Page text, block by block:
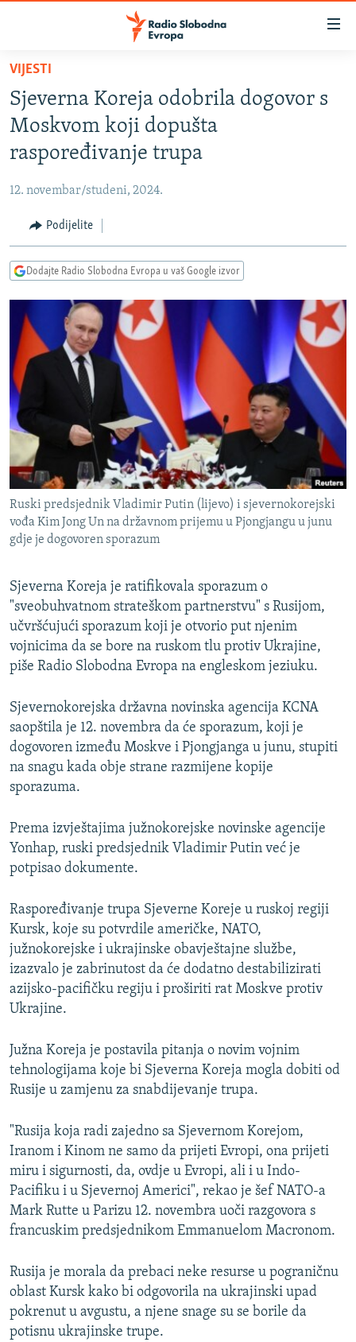
Pređite
glavni
sadržaj
na
glavnu
Pređite
na
pretragu
BOSNA I HERCEGOVINA
CRNA GORA
VIZUELNO
INFOGRAFIKE
RAT U UKRAJINI
KINA NA BALKANU
RSE PRIČE IZ SVIJETA
ISPRIČAJ MI
DNEVNO@RSE
SPECIJALI RSE
VIŠE OD NASLOVA
GENOCID U SREBRENICI
POPLAVE I KLIZIŠTA U BIH 2024.
TV LIBERTY
MOJA EVROPA
TRI DECENIJE OD RATA U BIH
SVE KARTE DEJTONA
PRATITE NAS
Sve RFE/RL stranice
VIJESTI
Sjeverna Koreja odobrila dogovor s
Moskvom koji dopušta
raspoređivanje trupa
12. novembar/studeni, 2024.
Podijelite
Dodajte Radio Slobodna Evropa u vaš Google izvor
Ruski predsjednik Vladimir Putin (lijevo) i sjevernokorejski
vođa Kim Jong Un na državnom prijemu u Pjongjangu u junu
gdje je dogovoren sporazum
Sjeverna Koreja je ratifikovala sporazum o
"sveobuhvatnom strateškom partnerstvu" s Rusijom,
učvršćujući sporazum koji je otvorio put njenim
vojnicima da se bore na ruskom tlu protiv Ukrajine,
piše Radio Slobodna Evropa na engleskom jeziuku.
Sjevernokorejska državna novinska agencija KCNA
saopštila je 12. novembra da će sporazum, koji je
dogovoren između Moskve i Pjongjanga u junu, stupiti
na snagu kada obje strane razmijene kopije
sporazuma.
Prema izvještajima južnokorejske novinske agencije
Yonhap, ruski predsjednik Vladimir Putin već je
potpisao dokumente.
Raspoređivanje trupa Sjeverne Koreje u ruskoj regiji
Kursk, koje su potvrdile američke, NATO,
južnokorejske i ukrajinske obavještajne službe,
izazvalo je zabrinutost da će dodatno destabilizirati
azijsko-pacifičku regiju i proširiti rat Moskve protiv
Ukrajine.
Južna Koreja je postavila pitanja o novim vojnim
tehnologijama koje bi Sjeverna Koreja mogla dobiti od
Rusije u zamjenu za snabdijevanje trupa.
"Rusija koja radi zajedno sa Sjevernom Korejom,
Iranom i Kinom ne samo da prijeti Evropi, ona prijeti
miru i sigurnosti, da, ovdje u Evropi, ali i u Indo-
Pacifiku i u Sjevernoj Americi", rekao je šef NATO-a
Mark Rutte u Parizu 12. novembra uoči razgovora s
francuskim predsjednikom Emmanuelom Macronom.
Rusija je morala da prebaci neke resurse u pograničnu
oblast Kursk kako bi odgovorila na ukrajinski upad
pokrenut u avgustu, a njene snage su se borile da
potisnu ukrajinske trupe.